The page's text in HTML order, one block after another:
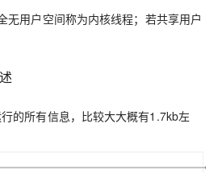
无用户空间称为内核线程；若共享用户
的所有信息，比较大大概有1.7kb左